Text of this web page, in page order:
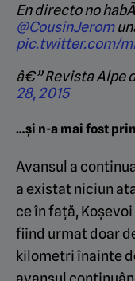
En directo no
@CousinJerom
pic.twitter.com/
â€” Revista Alpe
28, 2015
…și n-a mai fost
Avansul a
a existat niciun
ce în față,
fiind urmat doar
kilometri înainte